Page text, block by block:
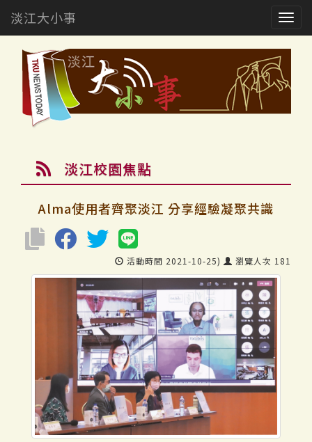
淡江大小事
淡江校園焦點
Alma使用者齊聚淡江 分享經驗凝聚共識
活動時間 2021-10-25) 瀏覽人次 181